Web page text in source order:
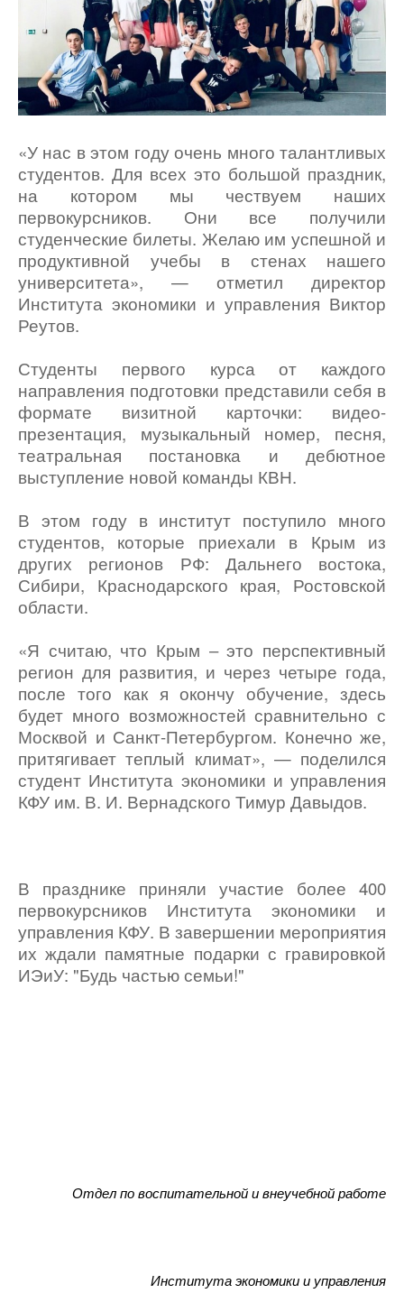
«У нас в этом году очень много талантливых
студентов. Для всех это большой праздник,
на котором мы чествуем наших
первокурсников. Они все получили
студенческие билеты. Желаю им успешной и
продуктивной учебы в стенах нашего
университета», — отметил директор
Института экономики и управления Виктор
Реутов.
Студенты первого курса от каждого
направления подготовки представили себя в
формате визитной карточки: видео-
презентация, музыкальный номер, песня,
театральная постановка и дебютное
выступление новой команды КВН.
В этом году в институт поступило много
студентов, которые приехали в Крым из
других регионов РФ: Дальнего востока,
Сибири, Краснодарского края, Ростовской
области.
«Я считаю, что Крым – это перспективный
регион для развития, и через четыре года,
после того как я окончу обучение, здесь
будет много возможностей сравнительно с
Москвой и Санкт-Петербургом. Конечно же,
притягивает теплый климат», — поделился
студент Института экономики и управления
КФУ им. В. И. Вернадского Тимур Давыдов.
В празднике приняли участие более 400
первокурсников Института экономики и
управления КФУ. В завершении мероприятия
их ждали памятные подарки с гравировкой
ИЭиУ: "Будь частью семьи!"
Отдел по воспитательной и внеучебной работе
Института экономики и управления